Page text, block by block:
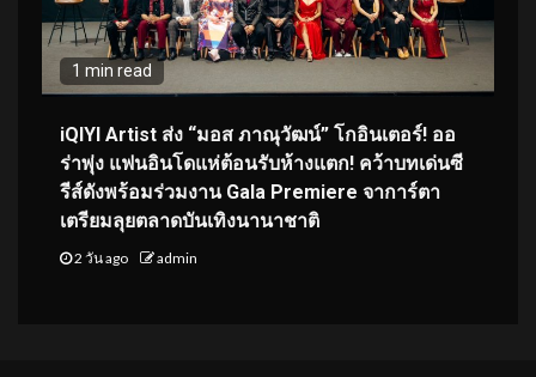
1 min read
iQIYI Artist ส่ง “มอส ภาณุวัฒน์” โกอินเตอร์! ออ
ร่าพุ่ง แฟนอินโดแห่ต้อนรับห้างแตก! คว้าบทเด่นซี
รีส์ดังพร้อมร่วมงาน Gala Premiere จาการ์ตา
เตรียมลุยตลาดบันเทิงนานาชาติ
2 วัน ago admin